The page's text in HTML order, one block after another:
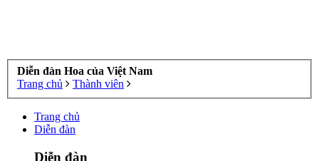
Diễn đàn Hoa của Việt Nam
Trang chủ
Thành viên
Trang chủ
Diễn đàn
Diễn đàn